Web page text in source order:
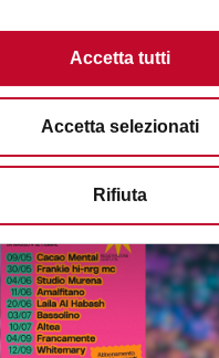
Accetta tutti
Accetta selezionati
Rifiuta
anche